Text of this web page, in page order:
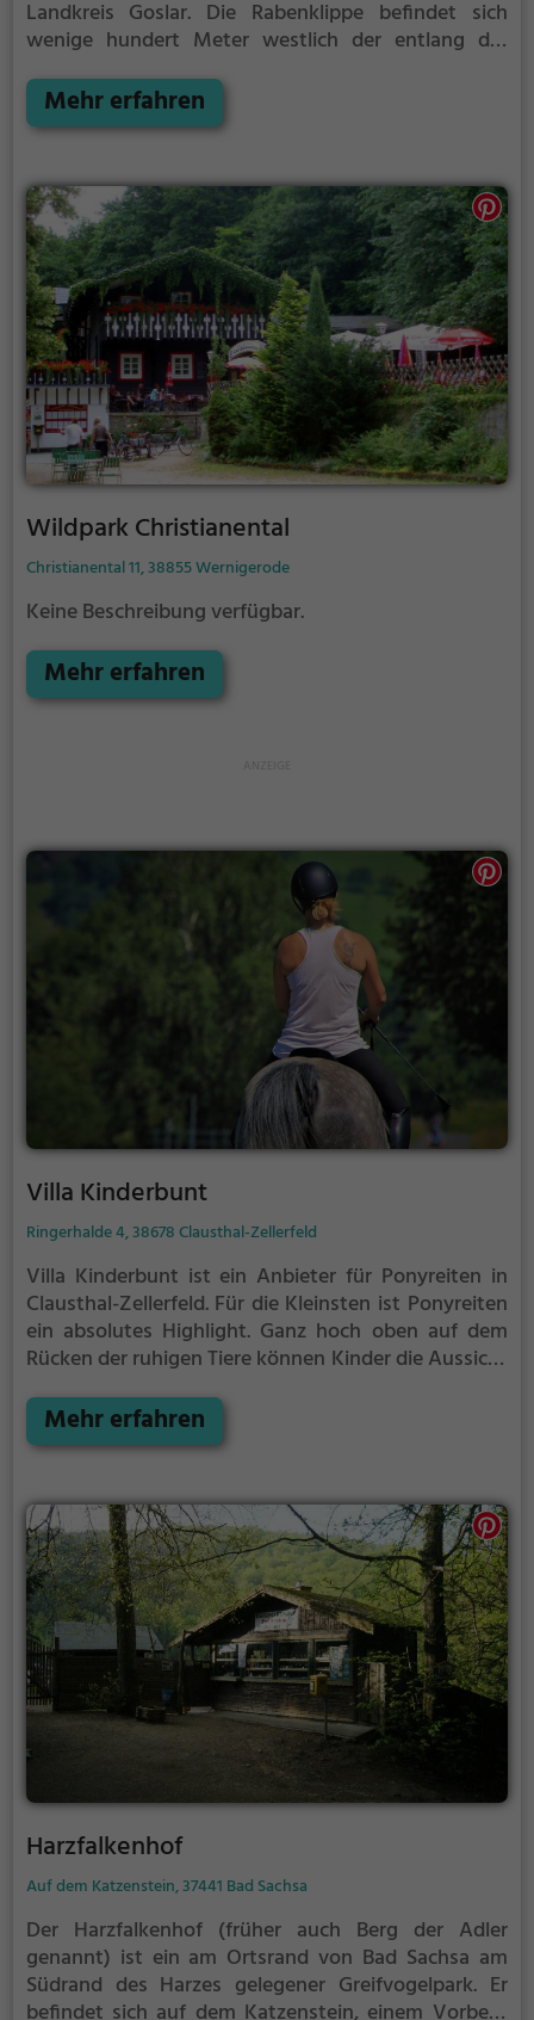
Landkreis Goslar. Die Rabenklippe befindet sich
wenige hundert Meter westlich der entlang der
Sachsen-Anhalt im Nationalpark Harz, etwa 3,5 km
(Luftlinie) südöstlich von Bad Harzburg. Die Felsen,
Bergsporns des Kaltetalskopfs (ca. 605 m) reichen,
fallen nach Südosten in das etwa 200 m tiefer
gelegene und bewaldete Eckertal ab. Nahe den
Klippen liegt das durch die Nationalparkverwaltung
Harz angelegte Luchsgehege.
Mehr erfahren
Wildpark Christianental
Christianental 11, 38855 Wernigerode
Keine Beschreibung verfügbar.
Mehr erfahren
Villa Kinderbunt
Ringerhalde 4, 38678 Clausthal-Zellerfeld
Villa Kinderbunt ist ein Anbieter für Ponyreiten in
Clausthal-Zellerfeld. Für die Kleinsten ist Ponyreiten
ein absolutes Highlight. Ganz hoch oben auf dem
Rücken der ruhigen Tiere können Kinder die Aussicht
Clausthal-Zellerfeld reiten.
Mehr erfahren
Harzfalkenhof
Auf dem Katzenstein, 37441 Bad Sachsa
Der Harzfalkenhof (früher auch Berg der Adler
genannt) ist ein am Ortsrand von Bad Sachsa am
Südrand des Harzes gelegener Greifvogelpark. Er
befindet sich auf dem Katzenstein, einem Vorberg